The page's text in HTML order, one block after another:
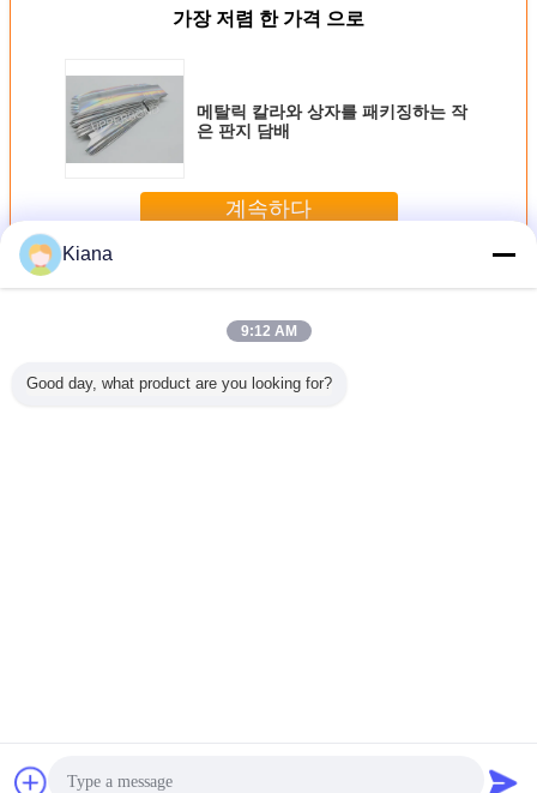
가장 저렴 한 가격 으로
메탈릭 칼라와 상자를 패키징하는 작
은 판지 담배
계속하다
더 많은 것
잡담
Kiana
9:12 AM
Good day, what product are you looking for?